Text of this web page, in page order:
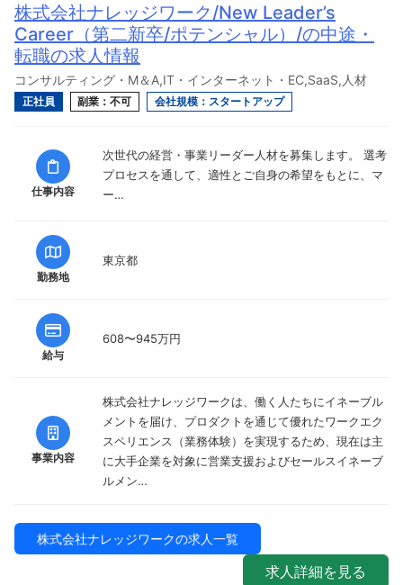
株式会社ナレッジワーク/New Leader’s
Career（第二新卒/ポテンシャル）/の中途・
転職の求人情報
コンサルティング・M＆A,IT・インターネット・EC,SaaS,人材
正社員 副業：不可 会社規模：スタートアップ
仕事内容
次世代の経営・事業リーダー人材を募集します。 選考
プロセスを通して、適性とご自身の希望をもとに、マ
ー…
勤務地
東京都
給与
608〜945万円
事業内容
株式会社ナレッジワークは、働く人たちにイネーブル
メントを届け、プロダクトを通じて優れたワークエク
スペリエンス（業務体験）を実現するため、現在は主
に大手企業を対象に営業支援およびセールスイネーブ
ルメン…
株式会社ナレッジワークの求人一覧
求人詳細を見る